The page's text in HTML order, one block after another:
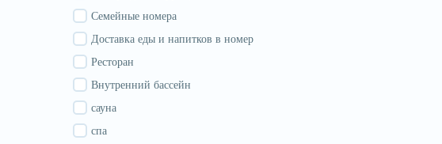
Самцхе-Джавахети
Имеретия
Гурия
Самегрело
Сванети
Рача
Аджария
Семейные номера
Доставка еды и напитков в номер
Ресторан
Внутренний бассейн
сауна
спа